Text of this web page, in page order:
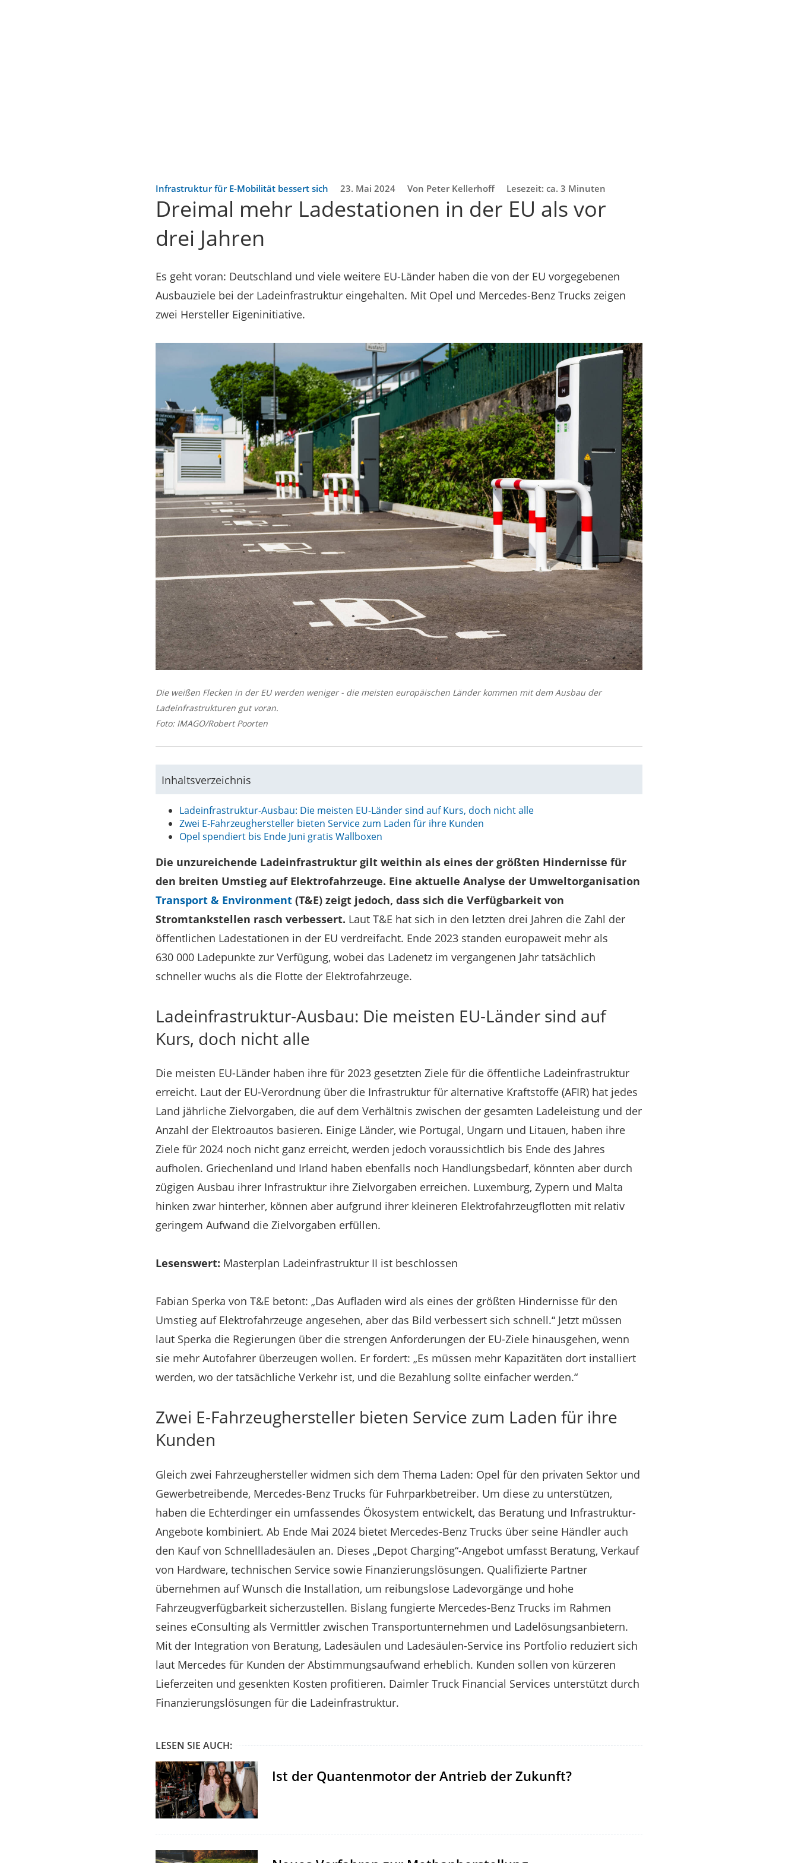
Infrastruktur für E-Mobilität bessert sich 23. Mai 2024 Von Peter Kellerhoff Lesezeit: ca. 3 Minuten
Dreimal mehr Ladestationen in der EU als vor
drei Jahren
Es geht voran: Deutschland und viele weitere EU-Länder haben die von der EU vorgegebenen
Ausbauziele bei der Ladeinfrastruktur eingehalten. Mit Opel und Mercedes-Benz Trucks zeigen
zwei Hersteller Eigeninitiative.
Die weißen Flecken in der EU werden weniger - die meisten europäischen Länder kommen mit dem Ausbau der
Ladeinfrastrukturen gut voran.
Foto: IMAGO/Robert Poorten
Inhaltsverzeichnis
Ladeinfrastruktur-Ausbau: Die meisten EU-Länder sind auf Kurs, doch nicht alle
Zwei E-Fahrzeughersteller bieten Service zum Laden für ihre Kunden
Opel spendiert bis Ende Juni gratis Wallboxen
Die unzureichende Ladeinfrastruktur gilt weithin als eines der größten Hindernisse für
den breiten Umstieg auf Elektrofahrzeuge. Eine aktuelle Analyse der Umweltorganisation
Transport & Environment (T&E) zeigt jedoch, dass sich die Verfügbarkeit von
Stromtankstellen rasch verbessert. Laut T&E hat sich in den letzten drei Jahren die Zahl der
öffentlichen Ladestationen in der EU verdreifacht. Ende 2023 standen europaweit mehr als
630 000 Ladepunkte zur Verfügung, wobei das Ladenetz im vergangenen Jahr tatsächlich
schneller wuchs als die Flotte der Elektrofahrzeuge.
Ladeinfrastruktur-Ausbau: Die meisten EU-Länder sind auf
Kurs, doch nicht alle
Die meisten EU-Länder haben ihre für 2023 gesetzten Ziele für die öffentliche Ladeinfrastruktur
erreicht. Laut der EU-Verordnung über die Infrastruktur für alternative Kraftstoffe (AFIR) hat jedes
Land jährliche Zielvorgaben, die auf dem Verhältnis zwischen der gesamten Ladeleistung und der
Anzahl der Elektroautos basieren. Einige Länder, wie Portugal, Ungarn und Litauen, haben ihre
Ziele für 2024 noch nicht ganz erreicht, werden jedoch voraussichtlich bis Ende des Jahres
aufholen. Griechenland und Irland haben ebenfalls noch Handlungsbedarf, könnten aber durch
zügigen Ausbau ihrer Infrastruktur ihre Zielvorgaben erreichen. Luxemburg, Zypern und Malta
hinken zwar hinterher, können aber aufgrund ihrer kleineren Elektrofahrzeugflotten mit relativ
geringem Aufwand die Zielvorgaben erfüllen.
Lesenswert: Masterplan Ladeinfrastruktur II ist beschlossen
Fabian Sperka von T&E betont: „Das Aufladen wird als eines der größten Hindernisse für den
Umstieg auf Elektrofahrzeuge angesehen, aber das Bild verbessert sich schnell.“ Jetzt müssen
laut Sperka die Regierungen über die strengen Anforderungen der EU-Ziele hinausgehen, wenn
sie mehr Autofahrer überzeugen wollen. Er fordert: „Es müssen mehr Kapazitäten dort installiert
werden, wo der tatsächliche Verkehr ist, und die Bezahlung sollte einfacher werden.“
Zwei E-Fahrzeughersteller bieten Service zum Laden für ihre
Kunden
Gleich zwei Fahrzeughersteller widmen sich dem Thema Laden: Opel für den privaten Sektor und
Gewerbetreibende, Mercedes-Benz Trucks für Fuhrparkbetreiber. Um diese zu unterstützen,
haben die Echterdinger ein umfassendes Ökosystem entwickelt, das Beratung und Infrastruktur-
Angebote kombiniert. Ab Ende Mai 2024 bietet Mercedes-Benz Trucks über seine Händler auch
den Kauf von Schnellladesäulen an. Dieses „Depot Charging“-Angebot umfasst Beratung, Verkauf
von Hardware, technischen Service sowie Finanzierungslösungen. Qualifizierte Partner
übernehmen auf Wunsch die Installation, um reibungslose Ladevorgänge und hohe
Fahrzeugverfügbarkeit sicherzustellen. Bislang fungierte Mercedes-Benz Trucks im Rahmen
seines eConsulting als Vermittler zwischen Transportunternehmen und Ladelösungsanbietern.
Mit der Integration von Beratung, Ladesäulen und Ladesäulen-Service ins Portfolio reduziert sich
laut Mercedes für Kunden der Abstimmungsaufwand erheblich. Kunden sollen von kürzeren
Lieferzeiten und gesenkten Kosten profitieren. Daimler Truck Financial Services unterstützt durch
Finanzierungslösungen für die Ladeinfrastruktur.
LESEN SIE AUCH:
Ist der Quantenmotor der Antrieb der Zukunft?